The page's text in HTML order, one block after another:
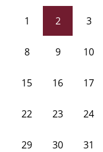
1 2 3
8 9 10
15 16 17
22 23 24
29 30 31